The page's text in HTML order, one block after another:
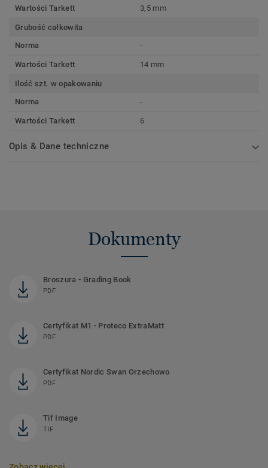
Wartości Tarkett 3,5 mm
Grubość całkowita
Norma
-
Wartości Tarkett 14 mm
Ilość szt. w opakowaniu
Norma
-
Wartości Tarkett 6
Opis & Dane techniczne
Dokumenty
Broszura - Grading Book
PDF
Certyfikat M1 - Proteco ExtraMatt
PDF
Certyfikat Nordic Swan Orzechowo
PDF
Tif Image
TIF